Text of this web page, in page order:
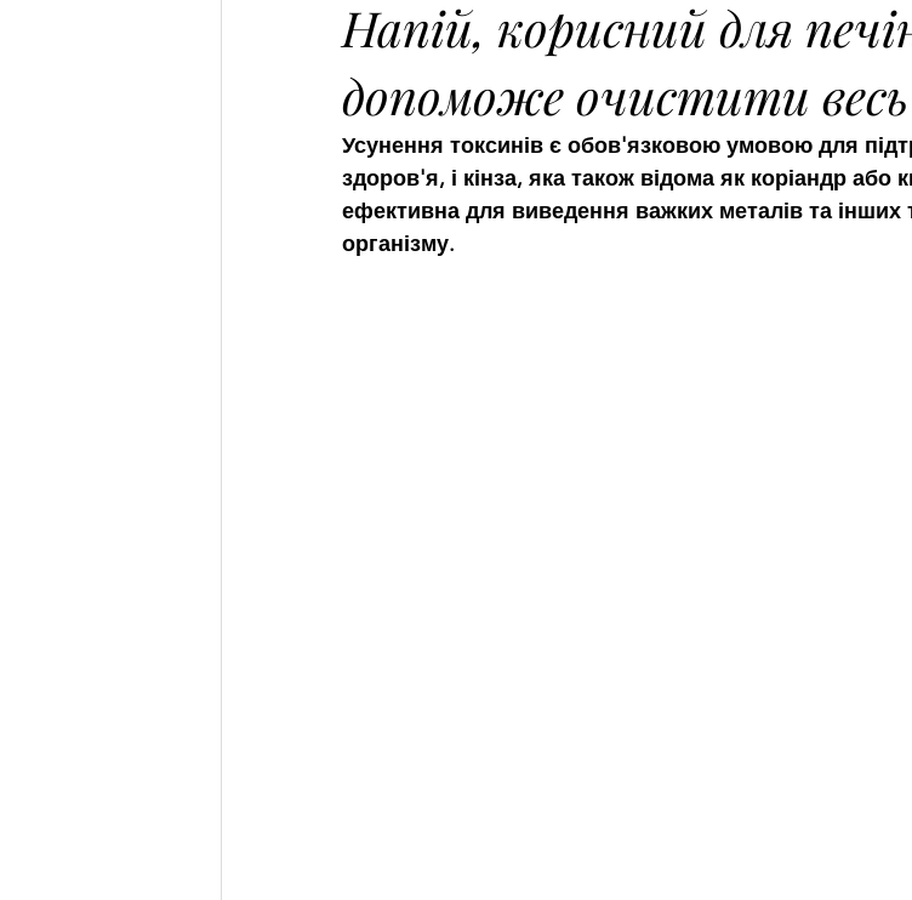
Напій, корисний для
допоможе очистити весь
Усунення токсинів є обов'язковою умовою для
здоров'я, і ​​кінза, яка також відома як коріандр або
ефективна для виведення важких металів та інших
організму.